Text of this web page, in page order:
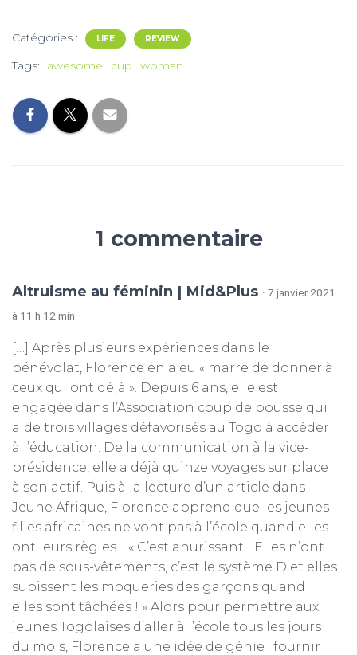
Catégories : LIFE REVIEW
Tags: awesome cup woman
1 commentaire
Altruisme au féminin | Mid&Plus · 7 janvier 2021
à 11 h 12 min
[…] Après plusieurs expériences dans le
bénévolat, Florence en a eu « marre de donner à
ceux qui ont déjà ». Depuis 6 ans, elle est
engagée dans l’Association coup de pousse qui
aide trois villages défavorisés au Togo à accéder
à l’éducation. De la communication à la vice-
présidence, elle a déjà quinze voyages sur place
à son actif. Puis à la lecture d’un article dans
Jeune Afrique, Florence apprend que les jeunes
filles africaines ne vont pas à l’école quand elles
ont leurs règles… « C’est ahurissant ! Elles n’ont
pas de sous-vêtements, c’est le système D et elles
subissent les moqueries des garçons quand
elles sont tâchées ! » Alors pour permettre aux
jeunes Togolaises d’aller à l’école tous les jours
du mois, Florence a une idée de génie : fournir